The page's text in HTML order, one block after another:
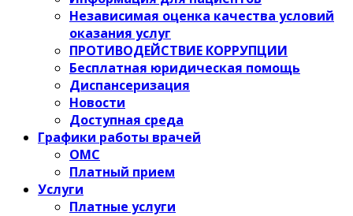
Независимая оценка качества условий
оказания услуг
ПРОТИВОДЕЙСТВИЕ КОРРУПЦИИ
Бесплатная юридическая помощь
Диспансеризация
Новости
Доступная среда
Графики работы врачей
ОМС
Платный прием
Услуги
Платные услуги